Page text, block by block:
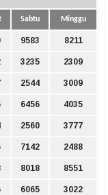
Sabtu Minggu
9583 8211
3235 2309
2544 3009
6456 4035
2560 3777
7142 2488
8018 8551
6065 3022